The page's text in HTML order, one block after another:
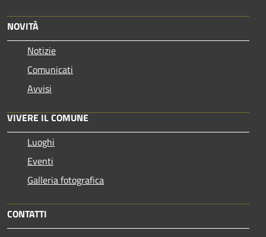
NOVITÀ
Notizie
Comunicati
Avvisi
VIVERE IL COMUNE
Luoghi
Eventi
Galleria fotografica
CONTATTI